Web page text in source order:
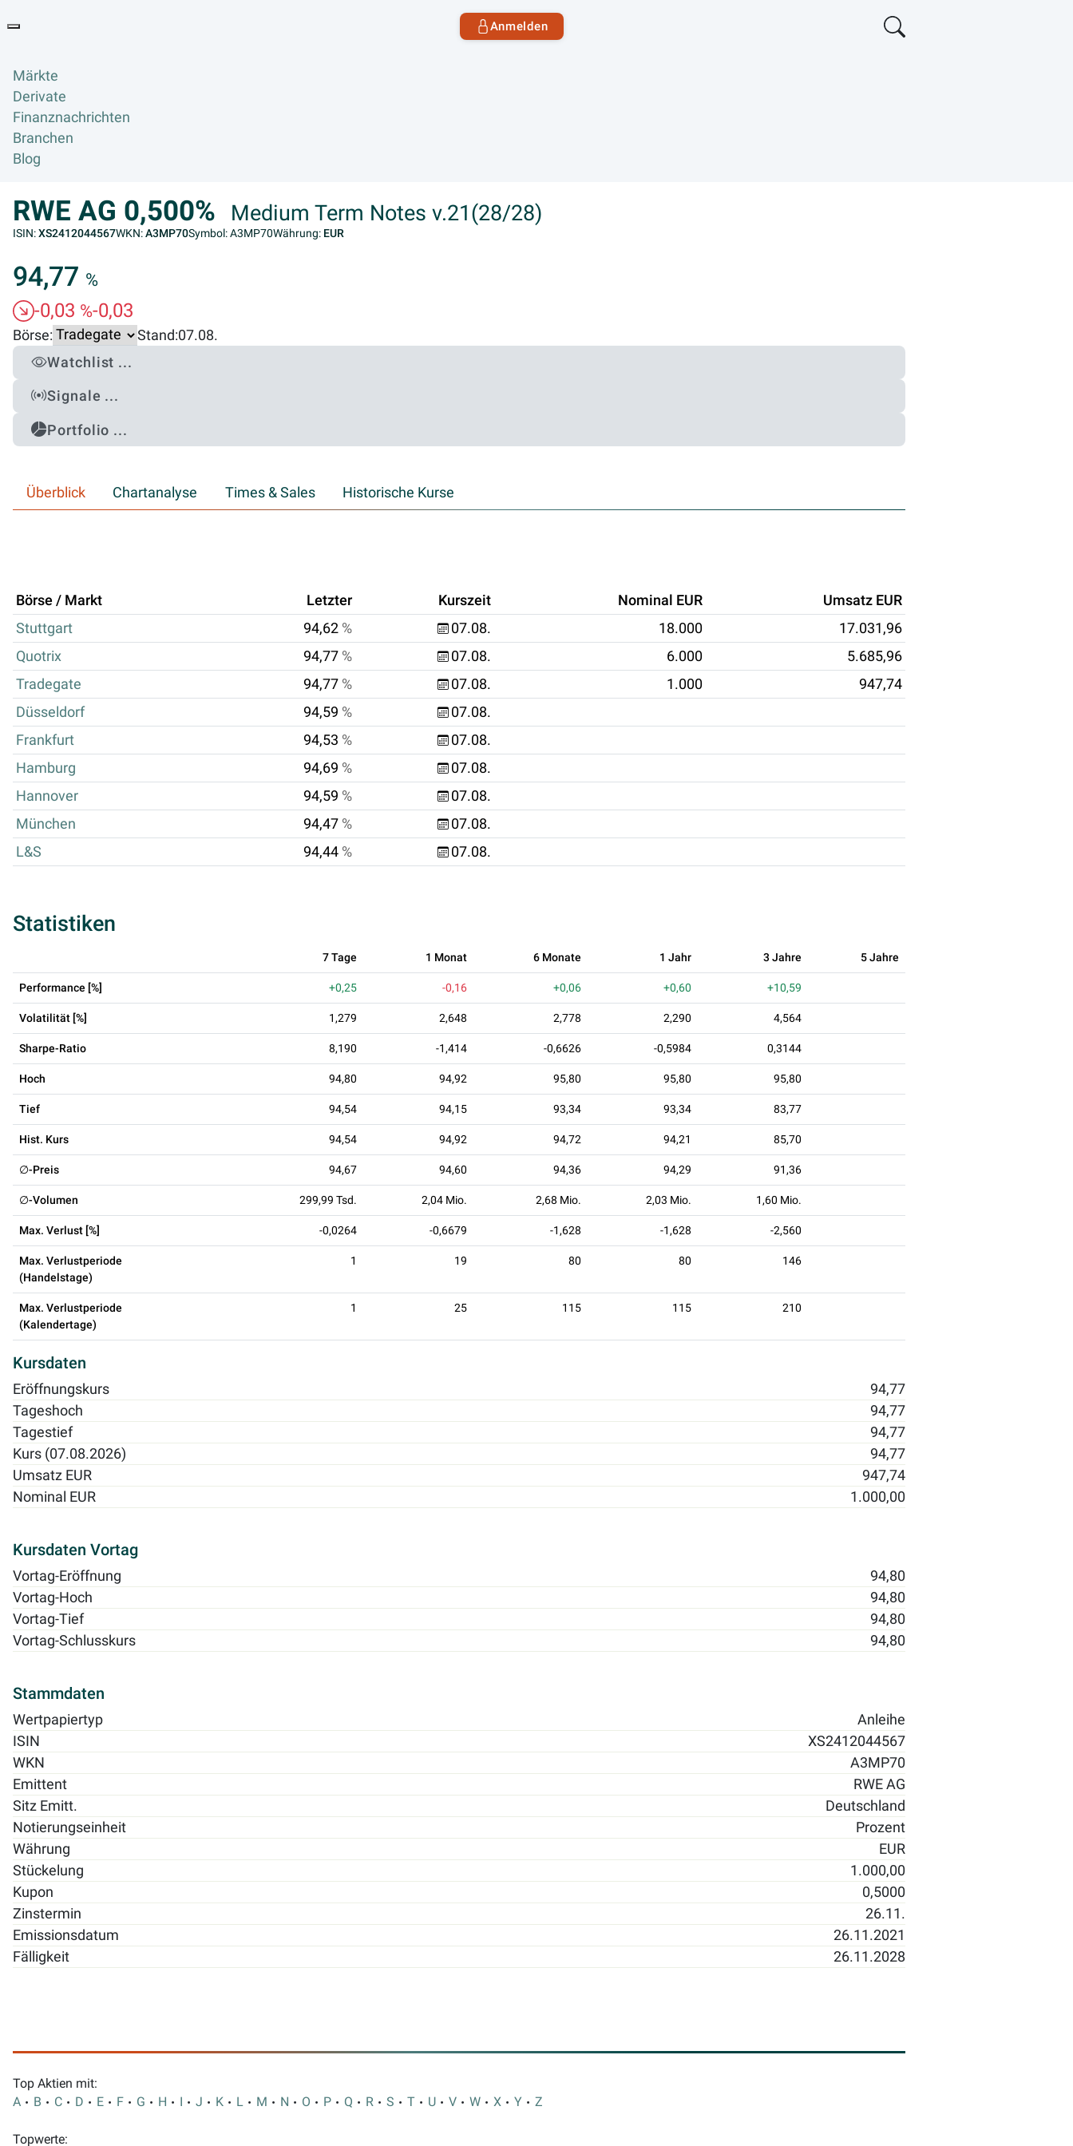
Anmelden
Märkte
Derivate
Finanznachrichten
Branchen
Blog
RWE AG 0,500% Medium Term Notes v.21(28/28)
ISIN:XS2412044567WKN:A3MP70Symbol: A3MP70Währung: EUR
94,77 %
-0,03 %-0,03
Börse: Stand:07.08.
Watchlist ...
Signale ...
Portfolio ...
Überblick Chartanalyse Times & Sales Historische Kurse
Börse / Markt Letzter Kurszeit Nominal EUR
Umsatz EUR
Stuttgart
94,62 % 07.08. 18.000
17.031,96
Quotrix
94,77 % 07.08. 6.000
5.685,96
Tradegate
94,77 % 07.08. 1.000
947,74
Düsseldorf
94,59 %
07.08.
Frankfurt
94,53 %
07.08.
Hamburg
94,69 %
07.08.
Hannover
94,59 %
07.08.
München
94,47 %
07.08.
L&S
94,44 % 07.08.
Statistiken
7 Tage 1 Monat 6 Monate 1 Jahr 3 Jahre 5 Jahre
Performance [%] +0,25 -0,16 +0,06 +0,60 +10,59
Volatilität [%] 1,279 2,648 2,778 2,290 4,564
Sharpe-Ratio 8,190 -1,414 -0,6626 -0,5984 0,3144
Hoch 94,80 94,92 95,80 95,80 95,80
Tief 94,54 94,15 93,34 93,34 83,77
Hist. Kurs 94,54 94,92 94,72 94,21 85,70
∅-Preis 94,67 94,60 94,36 94,29 91,36
∅-Volumen 299,99 Tsd. 2,04 Mio. 2,68 Mio. 2,03 Mio. 1,60 Mio.
Max. Verlust [%] -0,0264 -0,6679 -1,628 -1,628 -2,560
Max. Verlustperiode
(Handelstage)
1 19 80 80 146
Max. Verlustperiode
(Kalendertage)
1 25 115 115 210
Kursdaten
Eröffnungskurs
94,77
Tageshoch
94,77
Tagestief
94,77
Kurs (07.08.2026)
94,77
Umsatz EUR
947,74
Nominal EUR
1.000,00
Kursdaten Vortag
Vortag-Eröffnung
94,80
Vortag-Hoch
94,80
Vortag-Tief
94,80
Vortag-Schlusskurs
94,80
Stammdaten
Wertpapiertyp
Anleihe
ISIN
XS2412044567
WKN
A3MP70
Emittent
RWE AG
Sitz Emitt.
Deutschland
Notierungseinheit
Prozent
Währung
EUR
Stückelung
1.000,00
Kupon
0,5000
Zinstermin
26.11.
Emissionsdatum
26.11.2021
Fälligkeit
26.11.2028
Top Aktien mit:
A
B C D E F G H I J K L M N O P Q R S T U V W X Y Z
Topwerte: